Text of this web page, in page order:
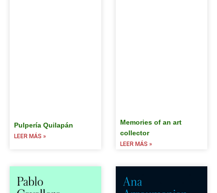
Pulpería Quilapán
LEER MÁS »
Memories of an art
collector
LEER MÁS »